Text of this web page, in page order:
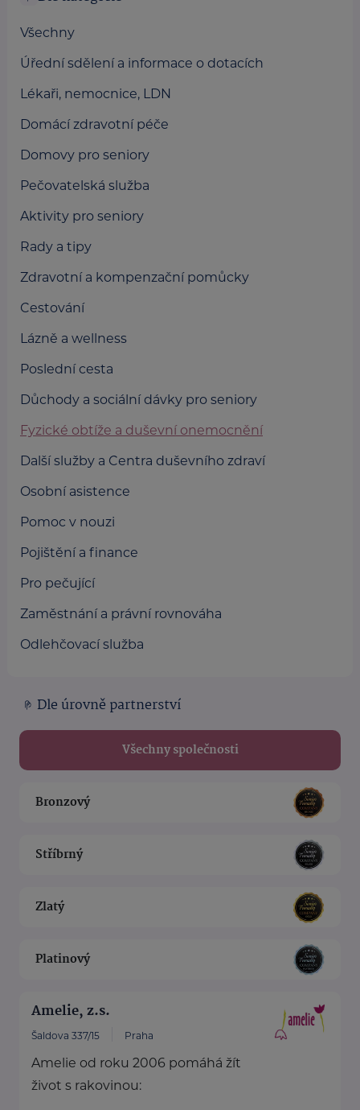
Všechny
Úřední sdělení a informace o dotacích
Lékaři, nemocnice, LDN
Domácí zdravotní péče
Domovy pro seniory
Pečovatelská služba
Aktivity pro seniory
Rady a tipy
Zdravotní a kompenzační pomůcky
Cestování
Lázně a wellness
Poslední cesta
Důchody a sociální dávky pro seniory
Fyzické obtíže a duševní onemocnění
Další služby a Centra duševního zdraví
Osobní asistence
Pomoc v nouzi
Pojištění a finance
Pro pečující
Zaměstnání a právní rovnováha
Odlehčovací služba
Dle úrovně partnerství
Všechny společnosti
Bronzový
Stříbrný
Zlatý
Platinový
Amelie, z.s.
Šaldova 337/15 Praha
Amelie od roku 2006 pomáhá žít
život s rakovinou: